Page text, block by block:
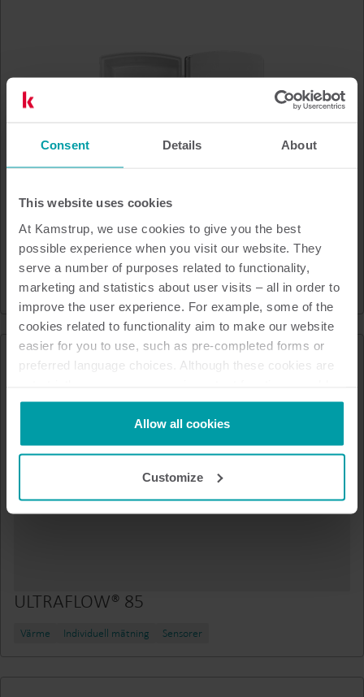
Consent Details About
This website uses cookies
At Kamstrup, we use cookies to give you the best
possible experience when you visit our website. They
serve a number of purposes related to functionality,
marketing and statistics about user visits – all in order to
improve the user experience. For example, some of the
cookies related to functionality aim to make our website
easier for you to use, such as pre-completed forms or
preferred language choices. Although these cookies are
not be available without them.
Kamstrup makes use of third-party cookies. A third-party
cookie is installed by someone other than us, such as
analysis programmes.
You can at any time change or withdraw your consent
Allow all cookies
Customize
READy Concentrator 2C
Värme Vatten Infrastructure
ULTRAFLOW® 85
Värme Individuell mätning Sensorer